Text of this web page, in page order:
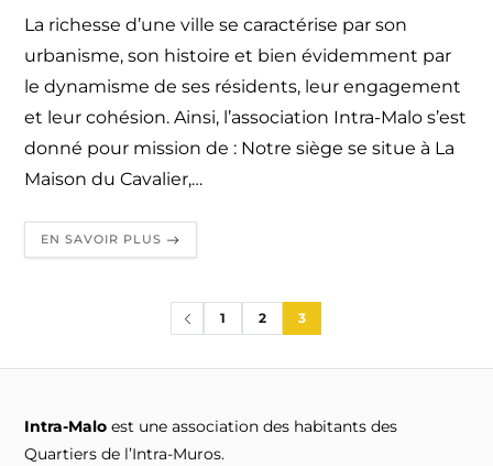
La richesse d’une ville se caractérise par son
urbanisme, son histoire et bien évidemment par
le dynamisme de ses résidents, leur engagement
et leur cohésion. Ainsi, l’association Intra-Malo s’est
donné pour mission de : Notre siège se situe à La
Maison du Cavalier,…
EN SAVOIR PLUS
1 2 3
Intra-Maloest une association des habitants des
Quartiers de l’Intra-Muros.